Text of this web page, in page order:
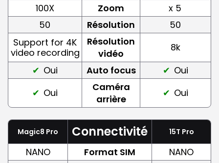
100X Zoom
x 5
50
Résolution
50
Support for 4K
video recording
Résolution
vidéo
8k
Oui
Auto focus
Oui
Oui
Caméra
arrière
Oui
Magic8 Pro Connectivité 15T Pro
NANO Format SIM
NANO